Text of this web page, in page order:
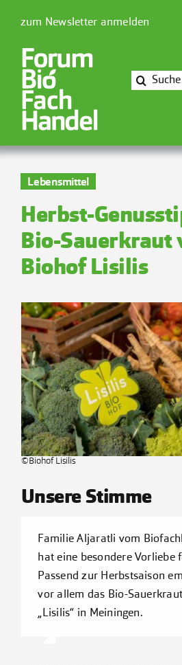
Inhaltzum Newsletter anmelden
Suche
Forum Biofachhandel
Mitglieder
Presse
Kontakt
Lebensmittel
Herbst-
Bio-Sauerkraut
Biohof Lisilis
©Biohof Lisilis
Unsere Stimme
Familie Aljaratli vom
hat eine besondere Vorliebe
Passend zur Herbstsaison
vor allem das Bio-
„Lisilis“ in Meiningen.